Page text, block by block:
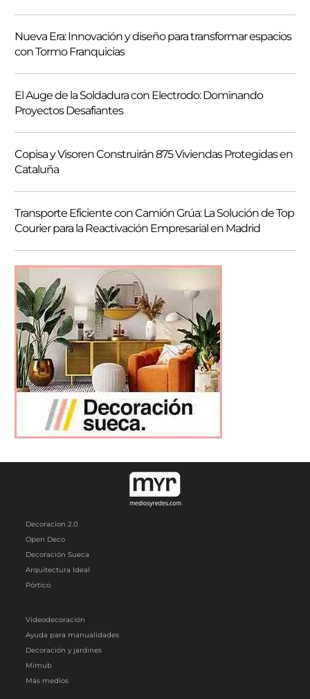
r
Nueva Era: Innovación y diseño para transformar espacios
con Tormo Franquicias
El Auge de la Soldadura con Electrodo: Dominando
Proyectos Desafiantes
Copisa y Visoren Construirán 875 Viviendas Protegidas en
Cataluña
Transporte Eficiente con Camión Grúa: La Solución de Top
Courier para la Reactivación Empresarial en Madrid
Decoracion 2.0
Open Deco
Decoración Sueca
Arquitectura Ideal
Pórtico
Videodecoración
Ayuda para manualidades
Decoración y jardines
Mimub
Más medios